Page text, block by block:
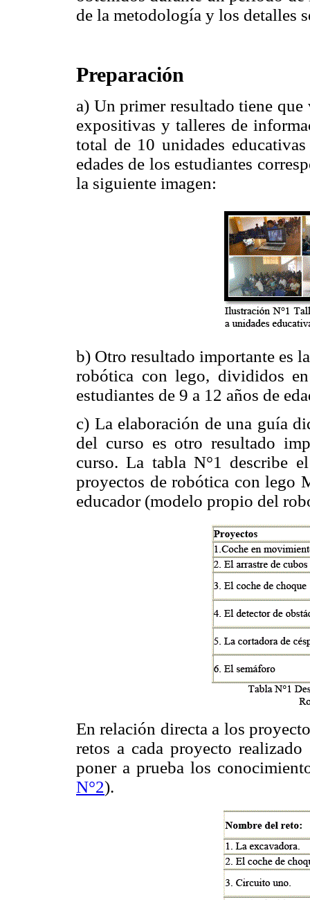
de la metodología y los detalles
Preparación
a) Un primer resultado tiene
expositivas y talleres de
total de 10 unidades
edades de los estudiantes
la siguiente imagen:
b) Otro resultado importante es
robótica con lego, divididos
estudiantes de 9 a 12 años de
c) La elaboración de una guía
del curso es otro resultado
curso. La tabla N°1 describe
proyectos de robótica con lego
educador (modelo propio del
En relación directa a los
retos a cada proyecto
poner a prueba los
N°2).